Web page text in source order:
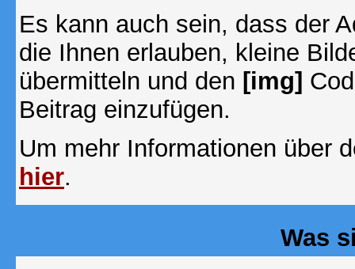
Es kann auch sein, dass der
die Ihnen erlauben, kleine
übermitteln und den [img]
Beitrag einzufügen.
Um mehr Informationen über
hier.
Was